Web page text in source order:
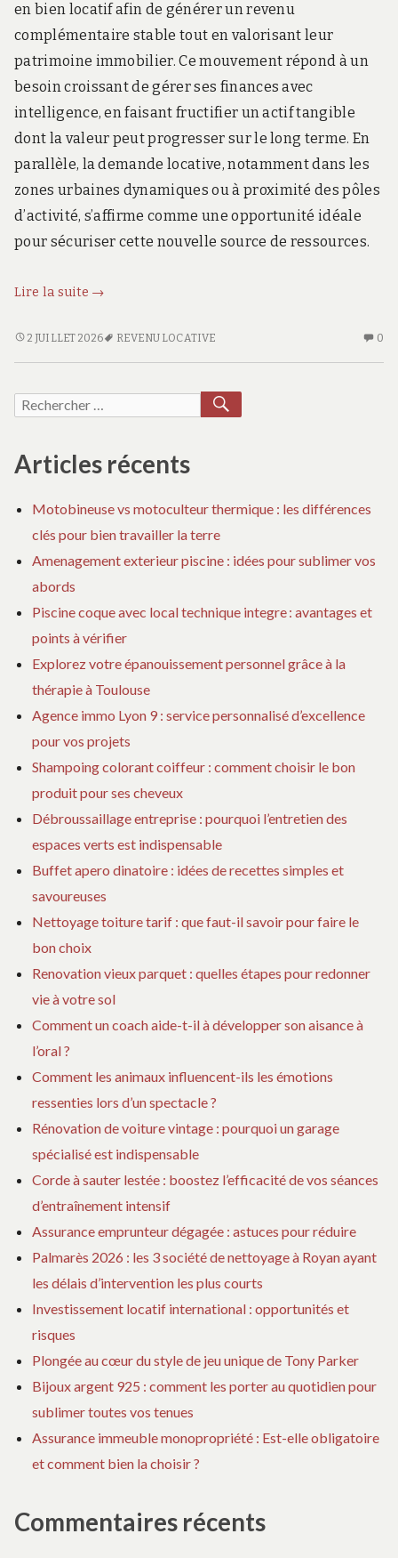
en bien locatif afin de générer un revenu
complémentaire stable tout en valorisant leur
patrimoine immobilier. Ce mouvement répond à un
besoin croissant de gérer ses finances avec
intelligence, en faisant fructifier un actif tangible
dont la valeur peut progresser sur le long terme. En
parallèle, la demande locative, notamment dans les
zones urbaines dynamiques ou à proximité des pôles
d’activité, s’affirme comme une opportunité idéale
pour sécuriser cette nouvelle source de ressources.
Lire la suite
Convertissez
résidence
locative
→
CONVERTISSEZ
PRINCIPALE
EN
DE
REVENU
DURABLE
2 JUILLET 2026 REVENU LOCATIVE 0
Recherche
Articles récents
Motobineuse vs motoculteur thermique : les différences
clés pour bien travailler la terre
Amenagement exterieur piscine : idées pour sublimer vos
abords
Piscine coque avec local technique integre : avantages et
points à vérifier
Explorez votre épanouissement personnel grâce à la
thérapie à Toulouse
Agence immo Lyon 9 : service personnalisé d’excellence
pour vos projets
Shampoing colorant coiffeur : comment choisir le bon
produit pour ses cheveux
Débroussaillage entreprise : pourquoi l’entretien des
espaces verts est indispensable
Buffet apero dinatoire : idées de recettes simples et
savoureuses
Nettoyage toiture tarif : que faut-il savoir pour faire le
bon choix
Renovation vieux parquet : quelles étapes pour redonner
vie à votre sol
Comment un coach aide-t-il à développer son aisance à
l’oral ?
Comment les animaux influencent-ils les émotions
ressenties lors d’un spectacle ?
Rénovation de voiture vintage : pourquoi un garage
spécialisé est indispensable
Corde à sauter lestée : boostez l’efficacité de vos séances
d’entraînement intensif
Assurance emprunteur dégagée : astuces pour réduire
Palmarès 2026 : les 3 société de nettoyage à Royan ayant
les délais d’intervention les plus courts
Investissement locatif international : opportunités et
risques
Plongée au cœur du style de jeu unique de Tony Parker
Bijoux argent 925 : comment les porter au quotidien pour
sublimer toutes vos tenues
Assurance immeuble monopropriété : Est-elle obligatoire
et comment bien la choisir ?
Commentaires récents